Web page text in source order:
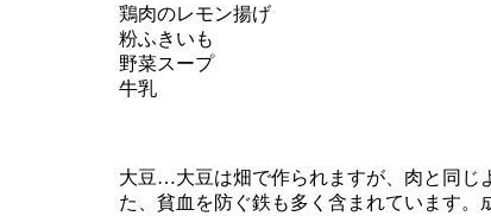
鶏肉のレモン揚げ
粉ふきいも
野菜スープ
牛乳
大豆…大豆は畑で作られますが、肉と同じ
た、貧血を防ぐ鉄も多く含まれています。